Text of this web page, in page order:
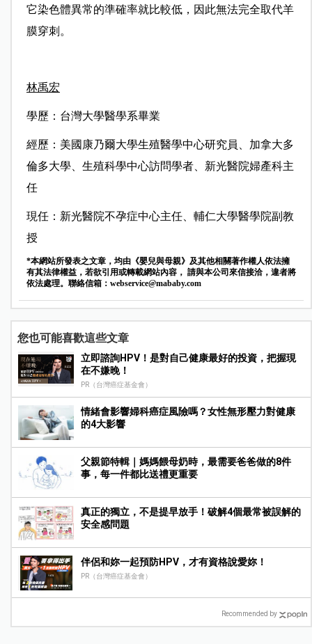
它染色體異常的準確率就比較低，因此無法完全取代羊
膜穿刺。
林禹宏
學歷：台灣大學醫學系畢業
經歷：美國康乃爾大學生殖醫學中心研究員、加拿大多
倫多大學、生殖科學中心訪問學者、新光醫院婦產科主
任
現任：新光醫院不孕症中心主任、輔仁大學醫學院副教
授
*本網站所發表之文章，均由《嬰兒與母親》及其他相關著作權人依法擁
有其法律權益，若欲引用或轉載網站內容， 請與本公司來信接洽，違者將
依法處理。聯絡信箱： webservice@mababy.com
您也可能喜歡這些文章
立即諮詢HPV！是對自己健康最好的投資，把握現
在不嫌晚！
PR（台灣癌症基金會）
情緒會影響婦科癌症風險嗎？女性無形壓力對健康
的4大影響
父親節特輯｜媽媽餵母奶時，最需要爸爸做的8件
事，每一件都比送禮更重要
真正的獨立，不是提早放手！破解4個最常被誤解的
安全感問題
伴侶和妳一起預防HPV，才有資格說愛妳！
PR（台灣癌症基金會）
Recommended by